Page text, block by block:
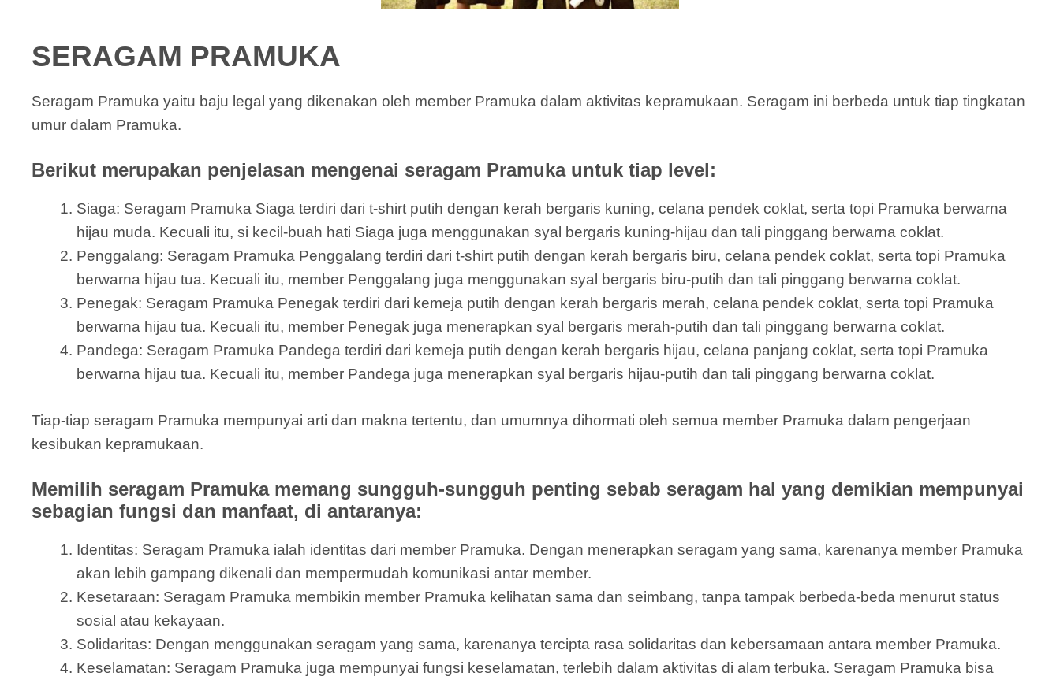
SERAGAM PRAMUKA
Seragam Pramuka yaitu baju legal yang dikenakan oleh member Pramuka dalam aktivitas kepramukaan. Seragam ini berbeda untuk tiap tingkatan
umur dalam Pramuka.
Berikut merupakan penjelasan mengenai seragam Pramuka untuk tiap level:
Siaga: Seragam Pramuka Siaga terdiri dari t-shirt putih dengan kerah bergaris kuning, celana pendek coklat, serta topi Pramuka berwarna
hijau muda. Kecuali itu, si kecil-buah hati Siaga juga menggunakan syal bergaris kuning-hijau dan tali pinggang berwarna coklat.
Penggalang: Seragam Pramuka Penggalang terdiri dari t-shirt putih dengan kerah bergaris biru, celana pendek coklat, serta topi Pramuka
berwarna hijau tua. Kecuali itu, member Penggalang juga menggunakan syal bergaris biru-putih dan tali pinggang berwarna coklat.
Penegak: Seragam Pramuka Penegak terdiri dari kemeja putih dengan kerah bergaris merah, celana pendek coklat, serta topi Pramuka
berwarna hijau tua. Kecuali itu, member Penegak juga menerapkan syal bergaris merah-putih dan tali pinggang berwarna coklat.
Pandega: Seragam Pramuka Pandega terdiri dari kemeja putih dengan kerah bergaris hijau, celana panjang coklat, serta topi Pramuka
berwarna hijau tua. Kecuali itu, member Pandega juga menerapkan syal bergaris hijau-putih dan tali pinggang berwarna coklat.
Tiap-tiap seragam Pramuka mempunyai arti dan makna tertentu, dan umumnya dihormati oleh semua member Pramuka dalam pengerjaan
kesibukan kepramukaan.
Memilih seragam Pramuka memang sungguh-sungguh penting sebab seragam hal yang demikian mempunyai
sebagian fungsi dan manfaat, di antaranya:
Identitas: Seragam Pramuka ialah identitas dari member Pramuka. Dengan menerapkan seragam yang sama, karenanya member Pramuka
akan lebih gampang dikenali dan mempermudah komunikasi antar member.
Kesetaraan: Seragam Pramuka membikin member Pramuka kelihatan sama dan seimbang, tanpa tampak berbeda-beda menurut status
sosial atau kekayaan.
Solidaritas: Dengan menggunakan seragam yang sama, karenanya tercipta rasa solidaritas dan kebersamaan antara member Pramuka.
Keselamatan: Seragam Pramuka juga mempunyai fungsi keselamatan, terlebih dalam aktivitas di alam terbuka. Seragam Pramuka bisa